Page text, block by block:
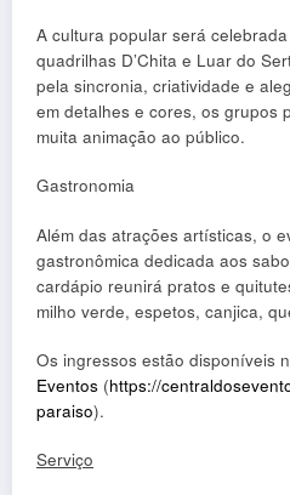
A cultura popular será
quadrilhas D’Chita e Luar do
pela sincronia, criatividade e
em detalhes e cores, os grupos
muita animação ao público.
Gastronomia
Além das atrações artísticas, o
gastronômica dedicada aos
cardápio reunirá pratos e
milho verde, espetos, canjica,
Os ingressos estão disponíveis
Eventos (https://
paraiso).
Serviço